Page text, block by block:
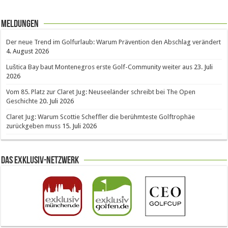
Meldungen
Der neue Trend im Golfurlaub: Warum Prävention den Abschlag verändert
4. August 2026
Luštica Bay baut Montenegros erste Golf-Community weiter aus 23. Juli
2026
Vom 85. Platz zur Claret Jug: Neuseeländer schreibt bei The Open
Geschichte 20. Juli 2026
Claret Jug: Warum Scottie Scheffler die berühmteste Golftrophäe
zurückgeben muss 15. Juli 2026
Das Exklusiv-Netzwerk